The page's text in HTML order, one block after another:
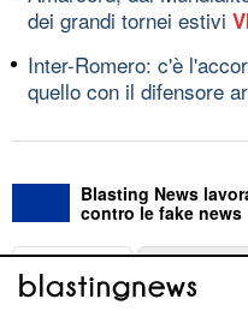
dei grandi tornei estivi
Inter-Romero: c'è
quello con il difensore
Blasting News
contro le fake news
ABOUT